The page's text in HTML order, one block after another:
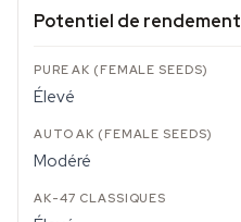
Potentiel de rendement
Élevé
Modéré